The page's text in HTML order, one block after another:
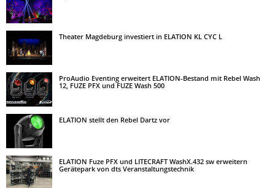
Theater Magdeburg investiert in ELATION KL CYC L
ProAudio Eventing erweitert ELATION-Bestand mit Rebel Wash
12, FUZE PFX und FUZE Wash 500
ELATION stellt den Rebel Dartz vor
ELATION Fuze PFX und LITECRAFT WashX.432 sw erweitern
Gerätepark von dts Veranstaltungstechnik